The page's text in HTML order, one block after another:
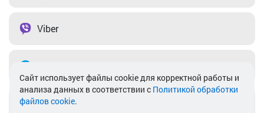
Viber
info@akkamulik.by
Cайт использует файлы cookie для корректной работы и
анализа данных в соответствии с Политикой обработки
файлов cookie.